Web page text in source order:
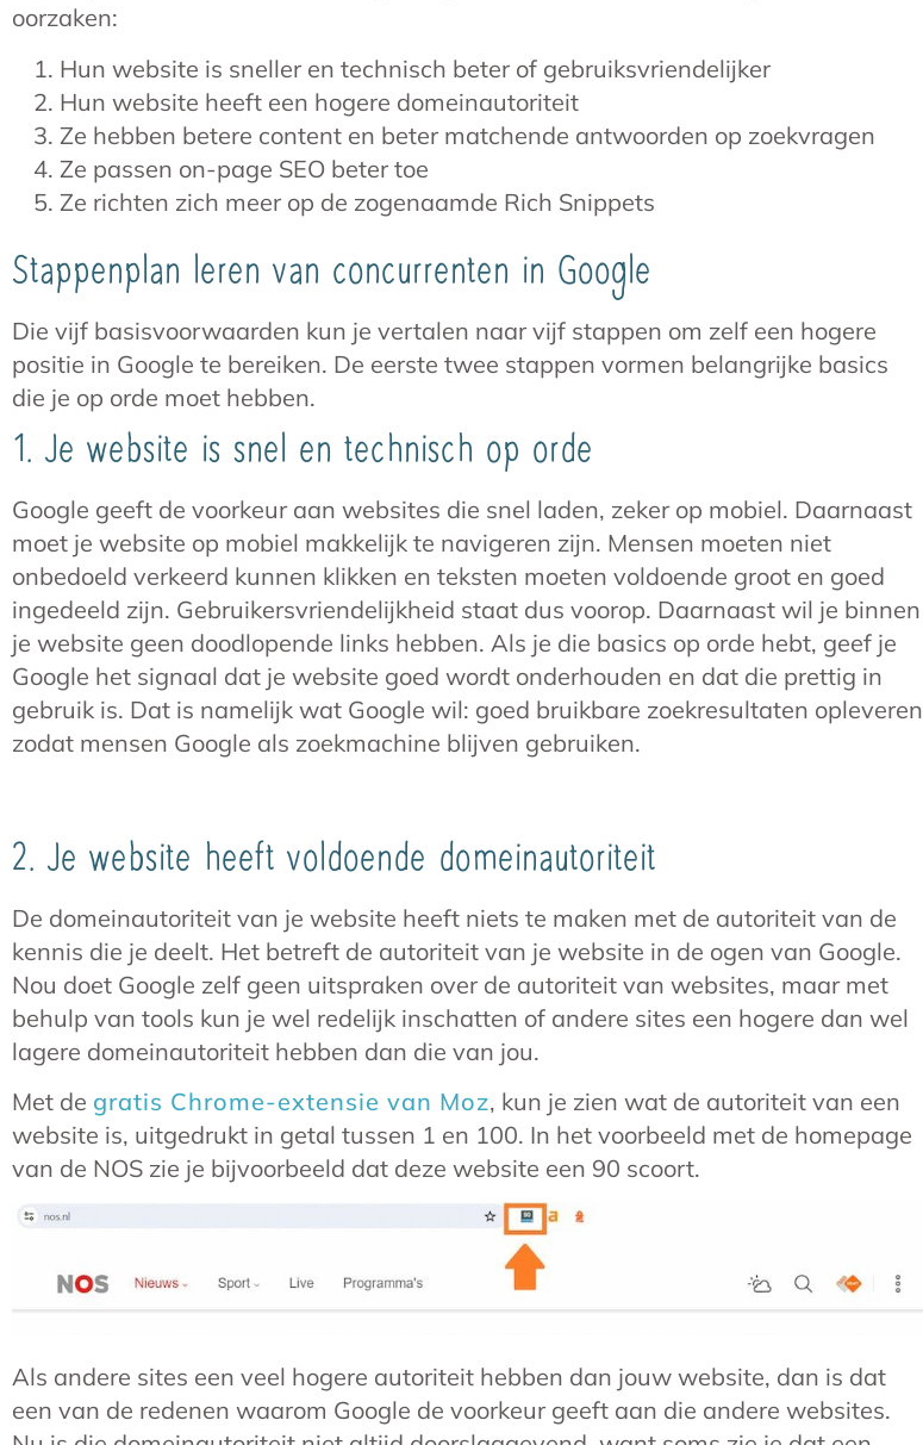
oorzaken:
Hun website is sneller en technisch beter of gebruiksvriendelijker
Hun website heeft een hogere domeinautoriteit
Ze hebben betere content en beter matchende antwoorden op zoekvragen
Ze passen on-page SEO beter toe
Ze richten zich meer op de zogenaamde Rich Snippets
Stappenplan leren van concurrenten in Google
Die vijf basisvoorwaarden kun je vertalen naar vijf stappen om zelf een hogere
positie in Google te bereiken. De eerste twee stappen vormen belangrijke basics
die je op orde moet hebben.
1. Je website is snel en technisch op orde
Google geeft de voorkeur aan websites die snel laden, zeker op mobiel. Daarnaast
moet je website op mobiel makkelijk te navigeren zijn. Mensen moeten niet
onbedoeld verkeerd kunnen klikken en teksten moeten voldoende groot en goed
ingedeeld zijn. Gebruikersvriendelijkheid staat dus voorop. Daarnaast wil je binnen
je website geen doodlopende links hebben. Als je die basics op orde hebt, geef je
Google het signaal dat je website goed wordt onderhouden en dat die prettig in
gebruik is. Dat is namelijk wat Google wil: goed bruikbare zoekresultaten opleveren
zodat mensen Google als zoekmachine blijven gebruiken.
2. Je website heeft voldoende domeinautoriteit
De domeinautoriteit van je website heeft niets te maken met de autoriteit van de
kennis die je deelt. Het betreft de autoriteit van je website in de ogen van Google.
Nou doet Google zelf geen uitspraken over de autoriteit van websites, maar met
behulp van tools kun je wel redelijk inschatten of andere sites een hogere dan wel
lagere domeinautoriteit hebben dan die van jou.
Met de gratis Chrome-extensie van Moz, kun je zien wat de autoriteit van een
website is, uitgedrukt in getal tussen 1 en 100. In het voorbeeld met de homepage
van de NOS zie je bijvoorbeeld dat deze website een 90 scoort.
Als andere sites een veel hogere autoriteit hebben dan jouw website, dan is dat
een van de redenen waarom Google de voorkeur geeft aan die andere websites.